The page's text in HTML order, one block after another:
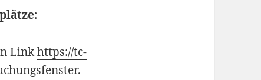
:
Linkhttps://tc-